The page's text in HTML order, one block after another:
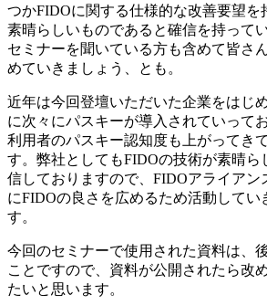
つかFIDOに関する仕様的な改善要望を
素晴らしいものであると確信を持って
セミナーを聞いている方も含めて皆さ
めていきましょう、とも。
近年は今回登壇いただいた企業をはじ
に次々にパスキーが導入されていって
利用者のパスキー認知度も上がってき
す。弊社としてもFIDOの技術が素晴ら
信しておりますので、FIDOアライアン
にFIDOの良さを広めるため活動してい
す。
今回のセミナーで使用された資料は、
ことですので、資料が公開されたら改
たいと思います。